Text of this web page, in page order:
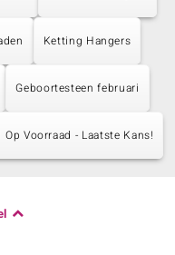
Ketting Hangers
Geboortesteen februari
Voorraad - Laatste Kans!